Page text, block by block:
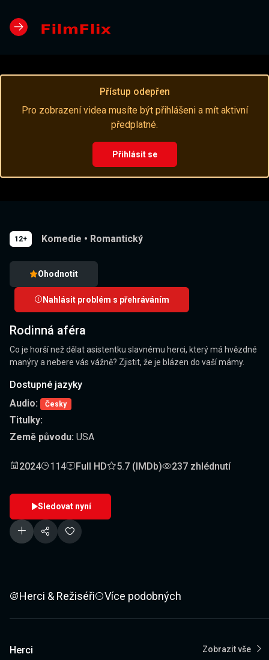
Přístup odepřen
Pro zobrazení videa musíte být přihlášeni a mít aktivní
předplatné.
Přihlásit se
12+ Komedie • Romantický
Ohodnotit
Nahlásit problém s přehráváním
Rodinná aféra
Co je horší než dělat asistentku slavnému herci, který má hvězdné
manýry a nebere vás vážně? Zjistit, že je blázen do vaší mámy.
Dostupné jazyky
Audio:
Česky
Titulky:
Země původu: USA
2024 114 Full HD 5.7 (IMDb) 237 zhlédnutí
Sledovat nyní
Herci & Režiséři Více podobných
Herci Zobrazit vše